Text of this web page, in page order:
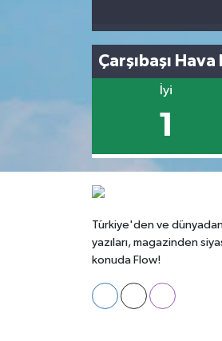
Çarşıbaşı
İyi
1
Türkiye'den ve
yazıları, magazinden
konuda Flow!